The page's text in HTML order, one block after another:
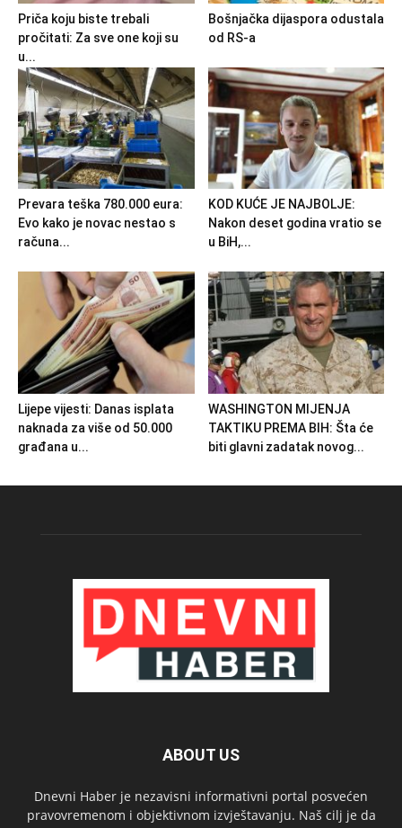
Priča koju biste trebali
pročitati: Za sve one koji su
u...
Bošnjačka dijaspora odustala
od RS-a
Prevara teška 780.000 eura:
Evo kako je novac nestao s
računa...
KOD KUĆE JE NAJBOLJE:
Nakon deset godina vratio se
u BiH,...
Lijepe vijesti: Danas isplata
naknada za više od 50.000
građana u...
WASHINGTON MIJENJA
TAKTIKU PREMA BIH: Šta će
biti glavni zadatak novog...
ABOUT US
Dnevni Haber je nezavisni informativni portal posvećen
pravovremenom i objektivnom izvještavanju. Naš cilj je da